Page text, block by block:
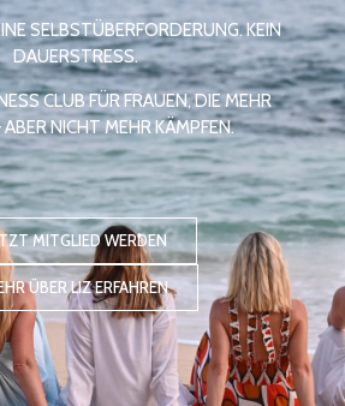
SELBSTÜBERFORDERUNG. KEIN
DAUERSTRESS.
CLUB FÜR FRAUEN, DIE MEHR
NICHT MEHR KÄMPFEN.
MITGLIED WERDEN
ÜBER LIZ ERFAHREN